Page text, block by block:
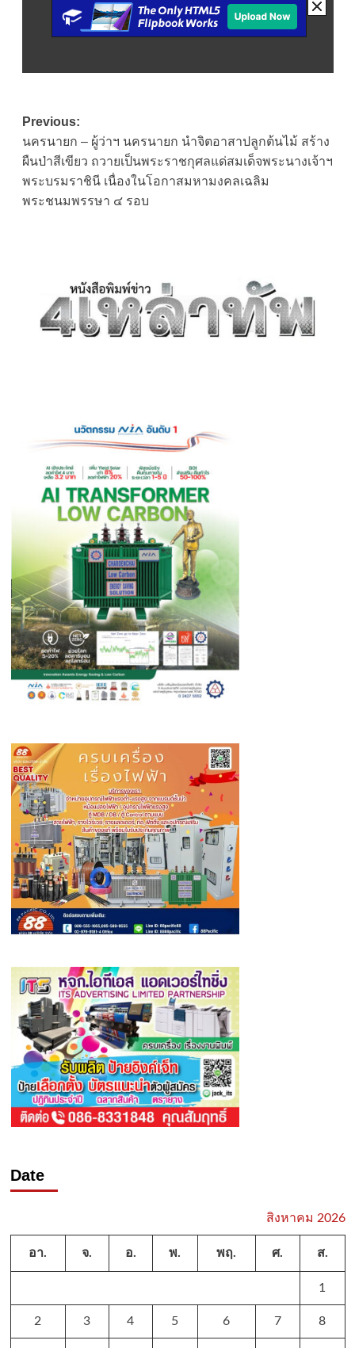
Post
navigation
Previous:
นครนายก – ผู้ว่าฯ นครนายก นำจิตอาสาปลูกต้นไม้ สร้าง
ผืนป่าสีเขียว ถวายเป็นพระราชกุศลแด่สมเด็จพระนางเจ้าฯ
พระบรมราชินี เนื่องในโอกาสมหามงคลเฉลิม
พระชนมพรรษา ๔ รอบ
Date
สิงหาคม 2026
อา. จ. อ. พ. พฤ. ศ. ส.
1
2 3 4 5 6 7 8